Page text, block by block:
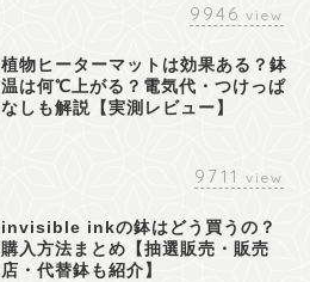
9946 view
植物ヒーターマットは効果ある？鉢
温は何℃上がる？電気代・つけっぱ
なしも解説【実測レビュー】
9711 view
invisible inkの鉢はどう買うの？
購入方法まとめ【抽選販売・販売
店・代替鉢も紹介】